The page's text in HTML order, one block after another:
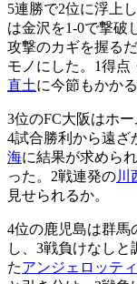
5連勝で2位に浮上
は金沢を1-0で撃破
攻撃のカギを握る
モノにした。1得点
直土に今節もかか
3位のFC大阪はホ
4試合勝利から遠ざ
海に結果が求めら
った。2戦連発の川
見せられるか。
4位の鹿児島は群馬
し、3戦負けなし
たアンジェロッティ